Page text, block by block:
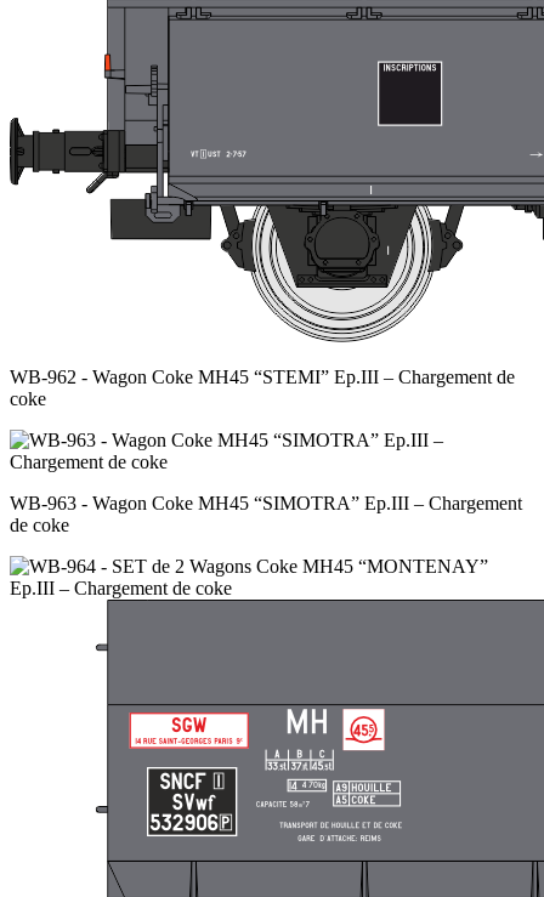
WB-962 - Wagon Coke MH45 “STEMI” Ep.III – Chargement de
coke
WB-963 - Wagon Coke MH45 “SIMOTRA” Ep.III – Chargement
de coke